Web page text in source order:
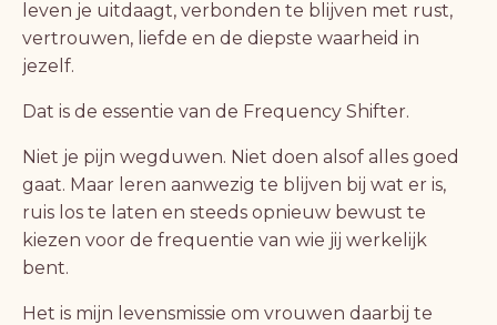
leven je uitdaagt, verbonden te blijven met rust,
vertrouwen, liefde en de diepste waarheid in
jezelf.
Dat is de essentie van de Frequency Shifter.
Niet je pijn wegduwen. Niet doen alsof alles goed
gaat. Maar leren aanwezig te blijven bij wat er is,
ruis los te laten en steeds opnieuw bewust te
kiezen voor de frequentie van wie jij werkelijk
bent.
Het is mijn levensmissie om vrouwen daarbij te